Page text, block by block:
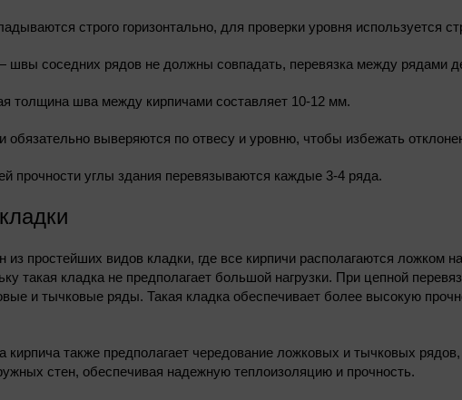
строго горизонтально, для проверки уровня используется
швы соседних рядов не должны совпадать, перевязка между рядами
толщина шва между кирпичами составляет 10-12 мм.
обязательно выверяются по отвесу и уровню, чтобы избежать
прочности углы здания перевязываются каждые 3-4 ряда.
простейших видов кладки, где все кирпичи располагаются ложком
такая кладка не предполагает большой нагрузки. При цепной
и тычковые ряды. Такая кладка обеспечивает более высокую
кирпича также предполагает чередование ложковых и тычковых
стен, обеспечивая надежную теплоизоляцию и прочность.